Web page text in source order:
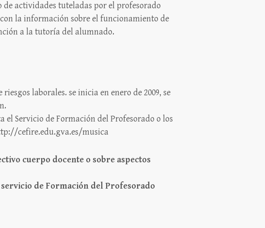
actividades tuteladas por el profesorado
la información sobre el funcionamiento de
a la tutoría del alumnado.
laborales. se inicia en enero de 2009, se
Servicio de Formación del Profesorado o los
cefire.edu.gva.es/musica
cuerpo docente o sobre aspectos
de Formación del Profesorado